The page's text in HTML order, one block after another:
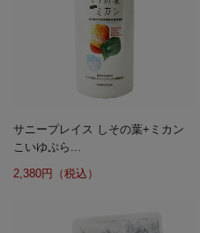
サニープレイス しその葉+ミカン
こいゆぷら...
2,380円（税込）